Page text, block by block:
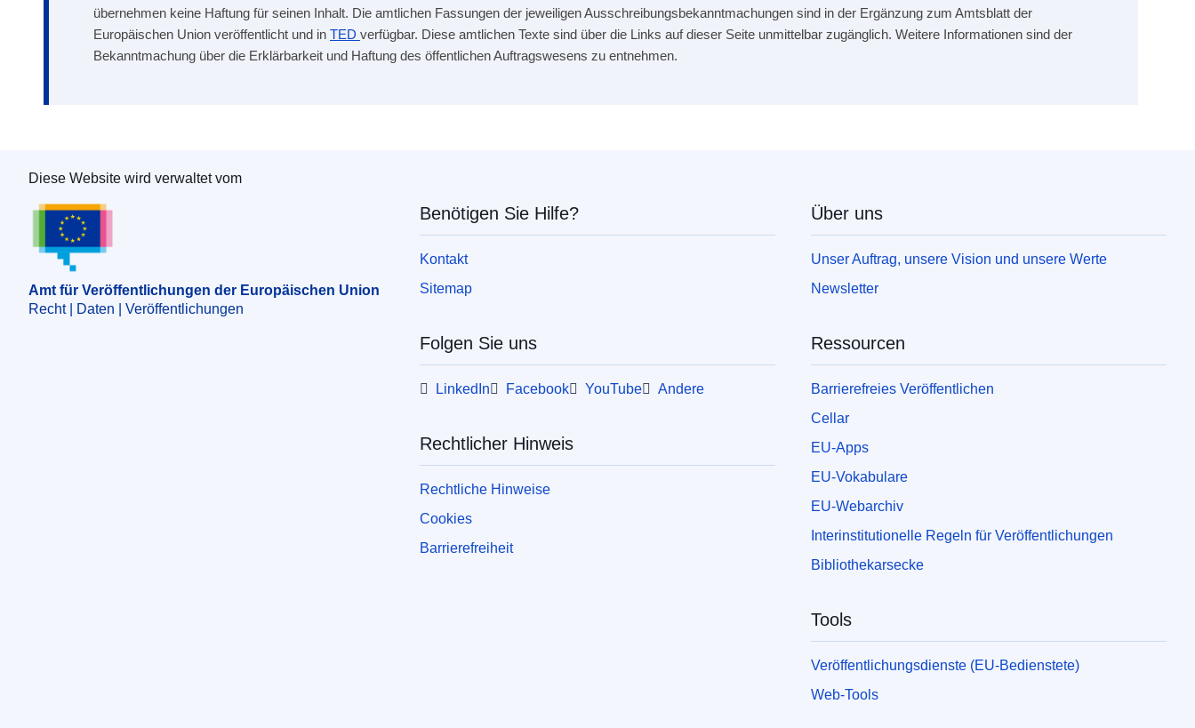
übernehmen keine Haftung für seinen Inhalt. Die amtlichen Fassungen der jeweiligen Ausschreibungsbekanntmachungen sind in der Ergänzung zum Amtsblatt der
Europäischen Union veröffentlicht und in TED verfügbar. Diese amtlichen Texte sind über die Links auf dieser Seite unmittelbar zugänglich. Weitere Informationen sind der
Bekanntmachung über die Erklärbarkeit und Haftung des öffentlichen Auftragswesens zu entnehmen.
Amt für Veröffentlichungen der Europäischen Union
Diese Website wird verwaltet vom
Amt für Veröffentlichungen der Europäischen Union
Recht | Daten | Veröffentlichungen
Benötigen Sie Hilfe?
Kontakt
Sitemap
Folgen Sie uns
LinkedIn Facebook YouTube Andere
Rechtlicher Hinweis
Rechtliche Hinweise
Cookies
Barrierefreiheit
Über uns
Unser Auftrag, unsere Vision und unsere Werte
Newsletter
Ressourcen
Barrierefreies Veröffentlichen
Cellar
EU-Apps
EU-Vokabulare
EU-Webarchiv
Interinstitutionelle Regeln für Veröffentlichungen
Bibliothekarsecke
Tools
Veröffentlichungsdienste (EU-Bedienstete)
Web-Tools